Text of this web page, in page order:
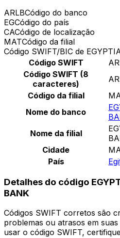
ARLBCódigo do banco
EGCódigo do país
CACódigo de localização
MATCódigo da filial
Código SWIFT/BIC de
Código SWIFT
Código SWIFT (8
caracteres)
Código da filial
Nome do banco
Nome da filial
Cidade
País
Detalhes do código
BANK
Códigos SWIFT corretos são
problemas ou atrasos em
usar o código SWIFT,